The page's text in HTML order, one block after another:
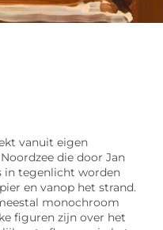
vanuit eigen
die door Jan
in tegenlicht worden
en vanop het strand.
monochroom
figuren zijn over het